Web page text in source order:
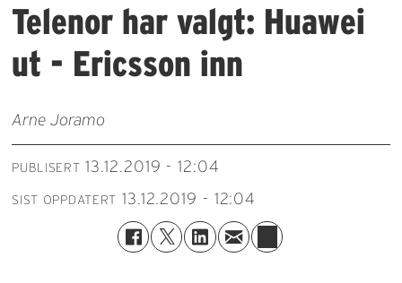
Telenor har valgt: Huawei
ut - Ericsson inn
Arne Joramo
PUBLISERT 13.12.2019 - 12:04
SIST OPPDATERT 13.12.2019 - 12:04